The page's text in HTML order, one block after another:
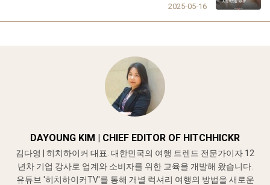
2025-05-16
DAYOUNG KIM | CHIEF EDITOR OF HITCHHICKR
김다영 | 히치하이커 대표. 대한민국의 여행 트렌드 전문가이자 12
년차 기업 강사로 업계와 소비자를 위한 교육을 개발해 왔습니다.
유튜브 '히치하이커TV'를 통해 개별 럭셔리 여행의 방법을 새로운